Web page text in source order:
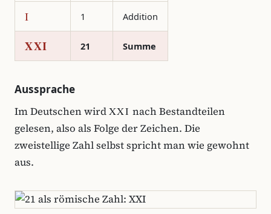
I 1 Addition
XXI 21 Summe
Aussprache
Im Deutschen wirdXXI nach Bestandteilen
gelesen, also als Folge der Zeichen. Die
zweistellige Zahl selbst spricht man wie gewohnt
aus.